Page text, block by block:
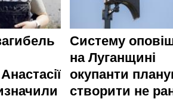
Систему
на Луганщині
окупанти
створити не